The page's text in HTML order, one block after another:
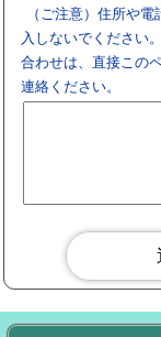
（ご注意）住所や
入しないでください
合わせは、直接この
連絡ください。